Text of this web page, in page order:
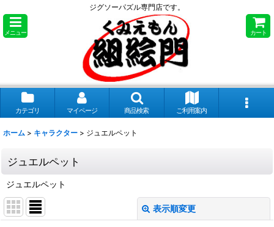
ジグソーパズル専門店です。
メニュー カート
カテゴリ マイページ 商品検索 ご利用案内
ホーム > キャラクター > ジュエルペット
ジュエルペット
ジュエルペット
表示順変更